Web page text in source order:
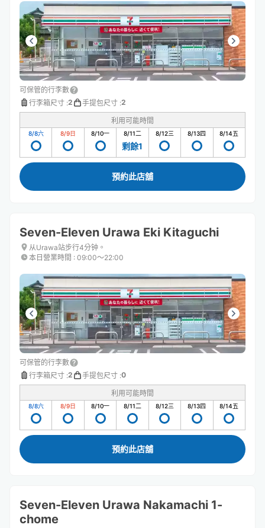
可保管的行李數
行李箱尺寸 :2 手提包尺寸 :2
利用可能時間
8/8六 8/9日 8/10一 8/11二
剩餘1
8/12三 8/13四 8/14五
預約此店舖
Seven-Eleven Urawa Eki Kitaguchi
从Urawa站步行4分钟。
本日營業時間 : 09:00〜22:00
可保管的行李數
行李箱尺寸 :2 手提包尺寸 :0
利用可能時間
8/8六 8/9日 8/10一 8/11二 8/12三 8/13四 8/14五
預約此店舖
Seven-Eleven Urawa Nakamachi 1-
chome